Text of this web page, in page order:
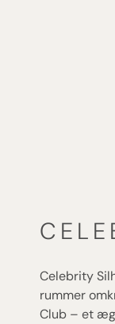
Celebrity
rummer
Club – et